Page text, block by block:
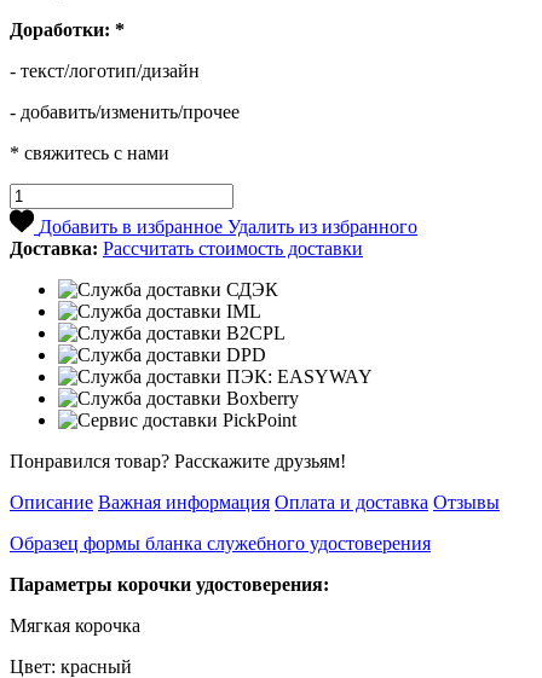
Доработки: *
- текст/логотип/дизайн
- добавить/изменить/прочее
* свяжитесь с нами
Добавить в избранное Удалить из избранного
Доставка: Рассчитать стоимость доставки
Понравился товар? Расскажите друзьям!
Описание Важная информация Оплата и доставка Отзывы
Образец формы бланка служебного удостоверения
Параметры корочки удостоверения:
Мягкая корочка
Цвет: красный